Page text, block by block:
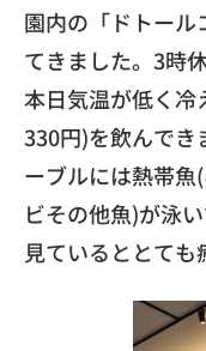
園内の「ドトール
てきました。3時
本日気温が低く冷
330円)を飲んでき
ーブルには熱帯
ビその他魚)が泳
見ているととても